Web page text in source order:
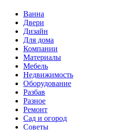
Ванна
Двери
Дизайн
Для дома
Компании
Материалы
Мебель
Недвижимость
Оборудование
Разбав
Разное
Ремонт
Сад и огород
Советы